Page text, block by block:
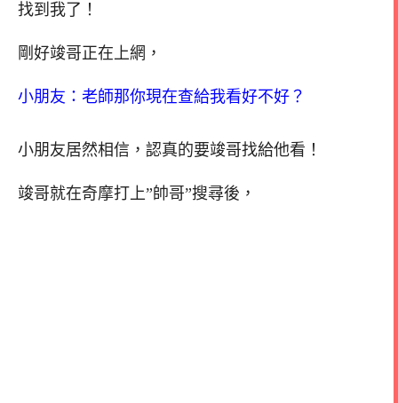
找到我了！
剛好竣哥正在上網，
小朋友：老師那你現在查給我看好不好？
小朋友居然相信，認真的要竣哥找給他看！
竣哥就在奇摩打上”帥哥”搜尋後，